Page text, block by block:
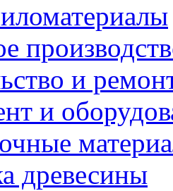
и
и
древесины